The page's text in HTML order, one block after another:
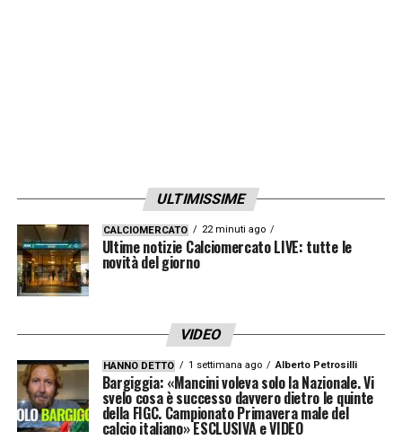
ULTIMISSIME
CALCIOMERCATO 22 minuti ago
Ultime notizie Calciomercato LIVE: tutte le
novità del giorno
VIDEO
HANNO DETTO 1 settimana ago Alberto Petrosilli
Bargiggia: «Mancini voleva solo la Nazionale. Vi
svelo cosa è successo davvero dietro le quinte
della FIGC. Campionato Primavera male del
calcio italiano» ESCLUSIVA e VIDEO